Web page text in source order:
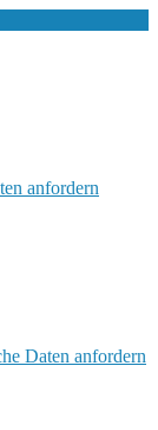
anfordern
Daten anfordern